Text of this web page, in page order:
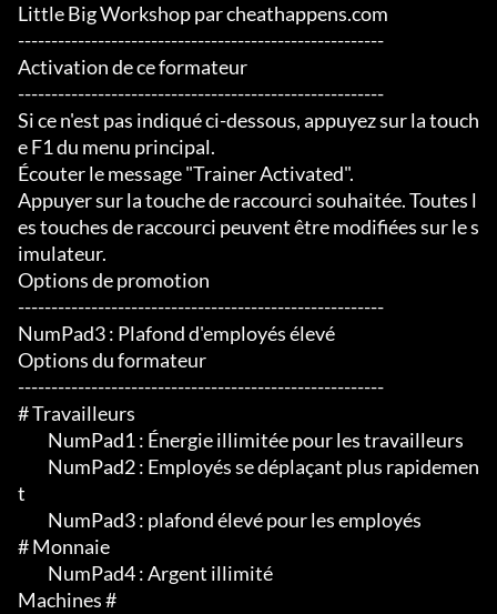
Little Big Workshop par cheathappens.com
-------------------------------------------------------
Activation de ce formateur
-------------------------------------------------------
Si ce n'est pas indiqué ci-dessous, appuyez sur la touch
e F1 du menu principal.
Écouter le message "Trainer Activated".
Appuyer sur la touche de raccourci souhaitée. Toutes l
es touches de raccourci peuvent être modifiées sur le s
imulateur.
Options de promotion
-------------------------------------------------------
NumPad3 : Plafond d'employés élevé
Options du formateur
-------------------------------------------------------
# Travailleurs
t
# Monnaie
Machines #